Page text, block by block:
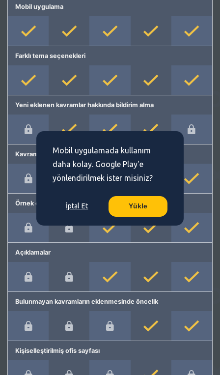
Mobil uygulama
Farklı tema seçenekleri
Yeni eklenen kavramlar hakkında bildirim alma
Kavram önerme
Örnek cümleler
Açıklamalar
Bulunmayan kavramların eklenmesinde öncelik
Kişiselleştirilmiş ofis sayfası
Mobil uygulamada kullanım
daha kolay. Google Play'e
yönlendirilmek ister misiniz?
İptal Et Yükle